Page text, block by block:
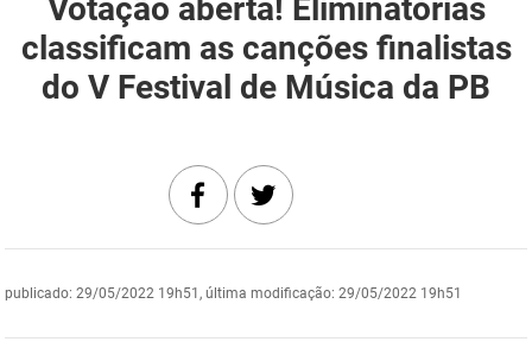
Desenvolvimento e da Articulação Municipal
Desenvolvimento Humano
Secretaria de Governo
DETRAN
FAC
Votação aberta! Eliminatórias
classificam as canções finalistas
do V Festival de Música da PB
publicado: 29/05/2022 19h51 , última modificação: 29/05/2022 19h51